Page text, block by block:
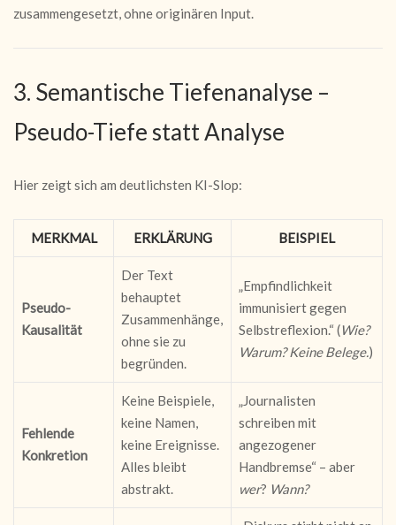
zusammengesetzt, ohne originären Input.
3. Semantische Tiefenanalyse –
Pseudo-Tiefe statt Analyse
Hier zeigt sich am deutlichsten KI-Slop:
MERKMAL ERKLÄRUNG BEISPIEL
Pseudo-
Kausalität
Der Text
behauptet
Zusammenhänge,
ohne sie zu
begründen.
„Empfindlichkeit
immunisiert gegen
Selbstreflexion.“ (Wie?
Warum? Keine Belege.)
Fehlende
Konkretion
Keine Beispiele,
keine Namen,
keine Ereignisse.
Alles bleibt
abstrakt.
„Journalisten
schreiben mit
angezogener
Handbremse“ – aber
wer? Wann?